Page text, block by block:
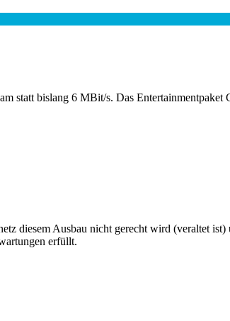
statt bislang 6 MBit/s. Das
diesem Ausbau nicht gerecht wird (veraltet ist)
erfüllt.